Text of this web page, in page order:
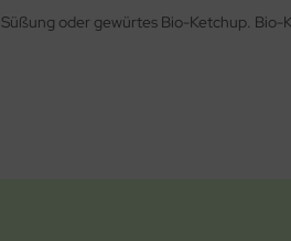
oder gewürtes Bio-Ketchup. Bio-